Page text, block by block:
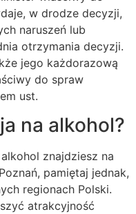
w drodze decyzji,
naruszeń lub
otrzymania decyzji.
jego każdorazową
do spraw
ust.
na alkohol?
znajdziesz na
pamiętaj jednak,
regionach Polski.
atrakcyjność